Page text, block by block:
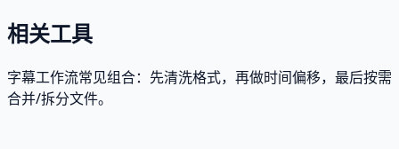
相关工具
字幕工作流常见组合：先清洗格式，再做时间偏移，最后按需
合并/拆分文件。